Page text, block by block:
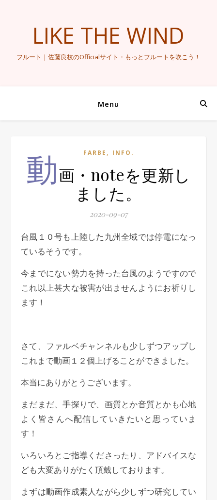
LIKE THE WIND
フルート｜佐藤良枝のOfficialサイト・もっとフルートを吹こう！
Menu
FARBE , INFO.
動画・noteを更新し
ました。
2020-09-07
台風１０号も上陸した九州全域では停電になっ
ているそうです。
今までにない勢力を持った台風のようですので
これ以上甚大な被害が出ませんようにお祈りし
ます！
さて、ファルベチャンネルも少しずつアップし
これまで動画１２個上げることができました。
本当にありがとうございます。
まだまだ、手探りで、画質とか音質とかも心地
よく皆さんへ配信していきたいと思っていま
す！
いろいろとご指導くださったり、アドバイスな
ども大変ありがたく頂戴しております。
まずは動画作成素人ながら少しずつ研究してい